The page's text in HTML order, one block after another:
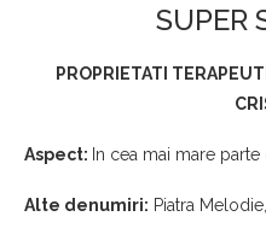
SUPER
PROPRIETATI
Aspect: In cea mai mare
Alte denumiri: Piatra